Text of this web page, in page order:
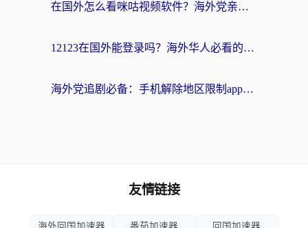
在国外怎么看咪咕视频软件？海外党亲测有效的回国加速方案
12123在国外能登录吗？海外华人必看的回国加速实用指南
海外党追剧必备：手机解除地区限制app怎么选？解决央视视频&国内剧地区限制全指南
友情链接